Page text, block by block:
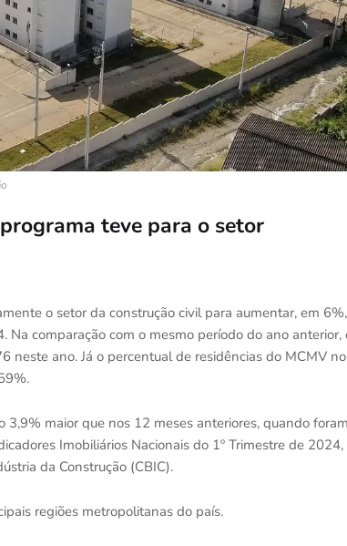
teve para o setor
o setor da construção civil para aumentar, em 6%,
comparação com o mesmo período do ano anterior,
ano. Já o percentual de residências do MCMV no
maior que nos 12 meses anteriores, quando
Imobiliários Nacionais do 1º Trimestre de 2024,
da Construção (CBIC).
regiões metropolitanas do país.